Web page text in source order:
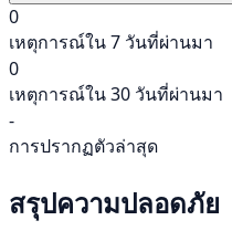
0
เหตุการณ์ใน 7 วันที่ผ่านมา
0
เหตุการณ์ใน 30 วันที่ผ่านมา
-
การปรากฏตัวล่าสุด
สรุปความปลอดภัย